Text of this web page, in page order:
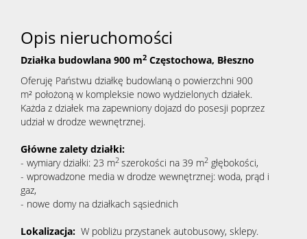
Opis nieruchomości
Działka budowlana 900 m2 Częstochowa, Błeszno
Oferuję Państwu działkę budowlaną o powierzchni 900
m² położoną w kompleksie nowo wydzielonych działek.
Każda z działek ma zapewniony dojazd do posesji poprzez
udział w drodze wewnętrznej.
Główne zalety działki:
- wymiary działki: 23 m2 szerokości na 39 m2 głębokości,
- wprowadzone media w drodze wewnętrznej: woda, prąd i
gaz,
- nowe domy na działkach sąsiednich
Lokalizacja: W pobliżu przystanek autobusowy, sklepy.